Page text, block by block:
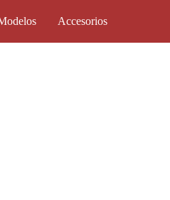
Accesorios